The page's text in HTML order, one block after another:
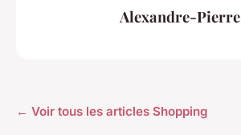
Alexandre-Pierre
← Voir tous les articles Shopping